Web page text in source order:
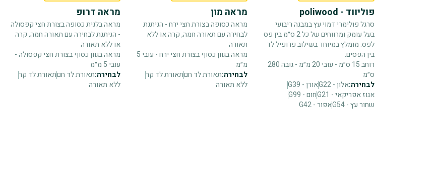
מראה דרופ
מראה בלגית כסופה בצורת חצי קפסולה
- הניתנת לבחירה עם תאורה חמה, קרה
או ללא תאורה
מראה בגוון כסוף בצורת חצי קפסולה -
עובי 5 מ״מ
לבחירה:תאורת לד חםתאורת לד קר
ללא תאורה
מראה מון
מראה כסופה בצורת חצי ירח - הניתנת
לבחירה עם תאורה חמה, קרה או ללא
תאורה
מראה בגוון כסוף בצורת חצי ירח - עובי 5
מ״מ
לבחירה:תאורת לד חםתאורת לד קר
ללא תאורה
פוליווד - poliwood
סרגל פולימרי דמוי עץ במבנה ריבועי
בעל עומק ומרווחים של כל 2 ס״מ בין פס
לפס. מומלץ במיוחד בשילוב פרופיל לד
בין הפסים.
רוחב 15 ס״מ - עובי 20 מ״מ - גובה 280
ס״מ
לבחירה:אלון - G22
אורן - G39
אגוז אפריקאי - G21
חום - G99
שחור עץ - G54
אפור - G42